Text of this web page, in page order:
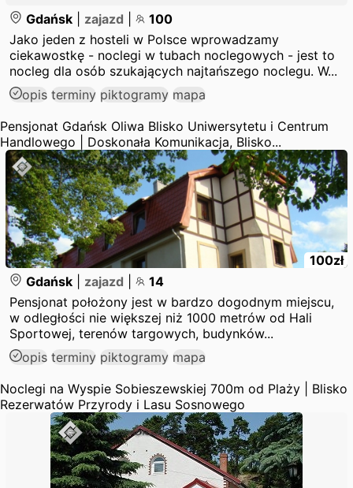
Gdańsk zajazd
100
Jako jeden z hosteli w Polsce wprowadzamy
ciekawostkę - noclegi w tubach noclegowych - jest to
nocleg dla osób szukających najtańszego noclegu. W...
opis terminy piktogramy mapa
Pensjonat Gdańsk Oliwa Blisko Uniwersytetu i Centrum
Handlowego | Doskonała Komunikacja, Blisko...
100zł
Gdańsk
zajazd
14
Pensjonat położony jest w bardzo dogodnym miejscu,
w odległości nie większej niż 1000 metrów od Hali
Sportowej, terenów targowych, budynków...
opis terminy piktogramy mapa
Noclegi na Wyspie Sobieszewskiej 700m od Plaży | Blisko
Rezerwatów Przyrody i Lasu Sosnowego